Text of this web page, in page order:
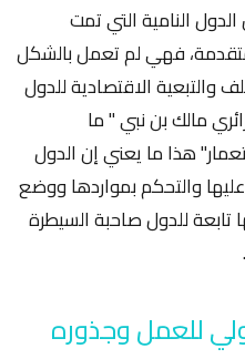
النامية التي تمت
فهي لم تعمل بالشكل
والتبعية الاقتصادية للدول
مالك بن نبي " ما
هذا ما يعني إن الدول
والتحكم بمواردها ووضع
تابعة للدول صاحبة السيطرة
للعمل وجذوره